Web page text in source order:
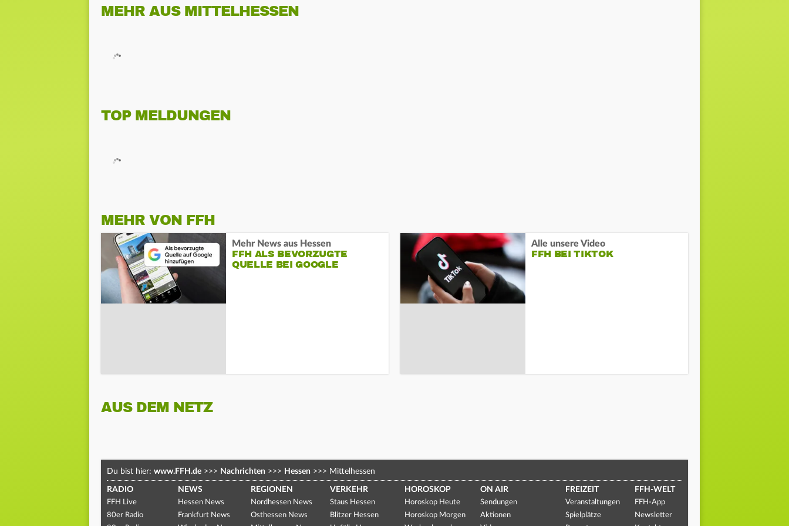
MEHR AUS MITTELHESSEN
TOP MELDUNGEN
MEHR VON FFH
Mehr News aus Hessen
FFH ALS BEVORZUGTE
QUELLE BEI GOOGLE
Alle unsere Video
FFH BEI TIKTOK
AUS DEM NETZ
Du bist hier: www.FFH.de >>> Nachrichten >>> Hessen >>> Mittelhessen
RADIO
FFH Live
80er Radio
NEWS
Hessen News
Frankfurt News
REGIONEN
Nordhessen News
Osthessen News
VERKEHR
Staus Hessen
Blitzer Hessen
HOROSKOP
Horoskop Heute
Horoskop Morgen
ON AIR
Sendungen
Aktionen
FREIZEIT
Veranstaltungen
Spielplätze
FFH-WELT
FFH-App
Newsletter